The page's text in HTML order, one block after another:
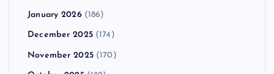
January 2026(186)
December 2025(174)
November 2025(170)